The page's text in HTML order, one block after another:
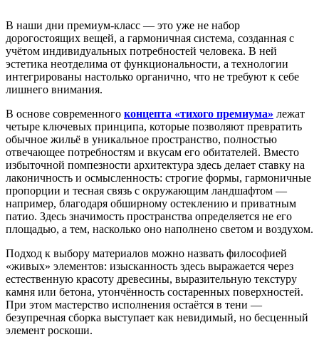
В наши дни премиум-класс — это уже не набор
дорогостоящих вещей, а гармоничная система, созданная с
учётом индивидуальных потребностей человека. В ней
эстетика неотделима от функциональности, а технологии
интегрированы настолько органично, что не требуют к себе
лишнего внимания.
В основе современного концепта «тихого премиума» лежат
четыре ключевых принципа, которые позволяют превратить
обычное жильё в уникальное пространство, полностью
отвечающее потребностям и вкусам его обитателей. Вместо
избыточной помпезности архитектура здесь делает ставку на
лаконичность и осмысленность: строгие формы, гармоничные
пропорции и тесная связь с окружающим ландшафтом —
например, благодаря обширному остеклению и приватным
патио. Здесь значимость пространства определяется не его
площадью, а тем, насколько оно наполнено светом и воздухом.
Подход к выбору материалов можно назвать философией
«живых» элементов: изысканность здесь выражается через
естественную красоту древесины, выразительную текстуру
камня или бетона, утончённость состаренных поверхностей.
При этом мастерство исполнения остаётся в тени —
безупречная сборка выступает как невидимый, но бесценный
элемент роскоши.